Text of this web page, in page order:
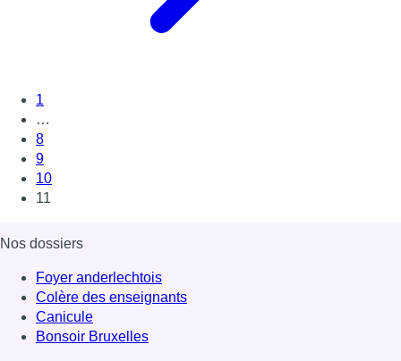
1
…
8
9
10
11
Nos dossiers
Foyer anderlechtois
Colère des enseignants
Canicule
Bonsoir Bruxelles